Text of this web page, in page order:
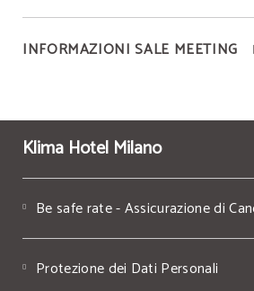
INFORMAZIONI SALE MEETING
Klima Hotel Milano
Be safe rate - Assicurazione di
Protezione dei Dati Personali